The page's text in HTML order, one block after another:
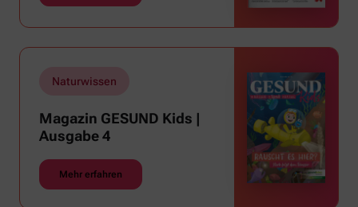
Naturwissen
Magazin GESUND Kids |
Ausgabe 4
Mehr erfahren